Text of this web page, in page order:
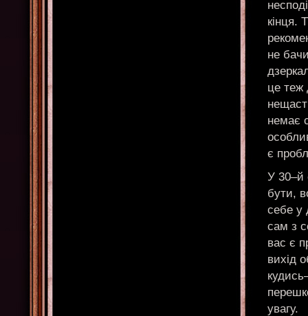
кінця.
не
це теж
немає
є
У 30–й
бути,
себе у
сам з
вас є
вихід
увагу.